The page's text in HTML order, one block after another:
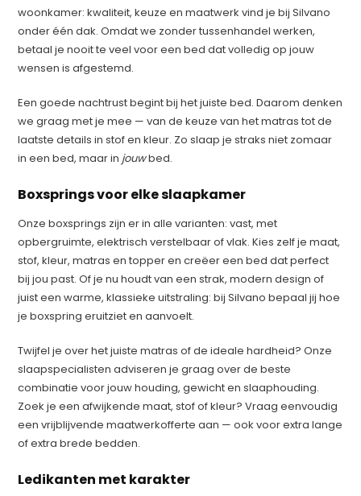
woonkamer: kwaliteit, keuze en maatwerk vind je bij Silvano
onder één dak. Omdat we zonder tussenhandel werken,
betaal je nooit te veel voor een bed dat volledig op jouw
wensen is afgestemd.
Een goede nachtrust begint bij het juiste bed. Daarom denken
we graag met je mee — van de keuze van het matras tot de
laatste details in stof en kleur. Zo slaap je straks niet zomaar
in een bed, maar in jouwbed.
Boxsprings voor elke slaapkamer
Onze boxsprings zijn er in alle varianten: vast, met
opbergruimte, elektrisch verstelbaar of vlak. Kies zelf je maat,
stof, kleur, matras en topper en creëer een bed dat perfect
bij jou past. Of je nu houdt van een strak, modern design of
juist een warme, klassieke uitstraling: bij Silvano bepaal jij hoe
je boxspring eruitziet en aanvoelt.
Twijfel je over het juiste matras of de ideale hardheid? Onze
slaapspecialisten adviseren je graag over de beste
combinatie voor jouw houding, gewicht en slaaphouding.
Zoek je een afwijkende maat, stof of kleur? Vraag eenvoudig
een vrijblijvende maatwerkofferte aan — ook voor extra lange
of extra brede bedden.
Ledikanten met karakter